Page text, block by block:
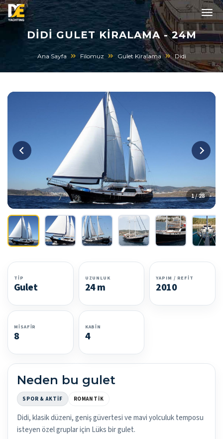
DIDI GULET KIRALAMA - 24M
Ana Sayfa Filomuz Gulet Kiralama Didi
1 / 28
TIP
Gulet
UZUNLUK
24 m
YAPIM / REFIT
2010
MISAFIR
8
KABIN
4
Neden bu gulet
SPOR & AKTIF ROMANTIK
Didi, klasik düzeni, geniş güvertesi ve mavi yolculuk temposu
isteyen özel gruplar için Lüks bir gulet.